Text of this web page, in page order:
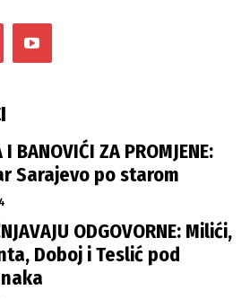
BANOVIĆI ZA PROMJENE:
Sarajevo po starom
ODGOVORNE: Milići,
Doboj i Teslić pod